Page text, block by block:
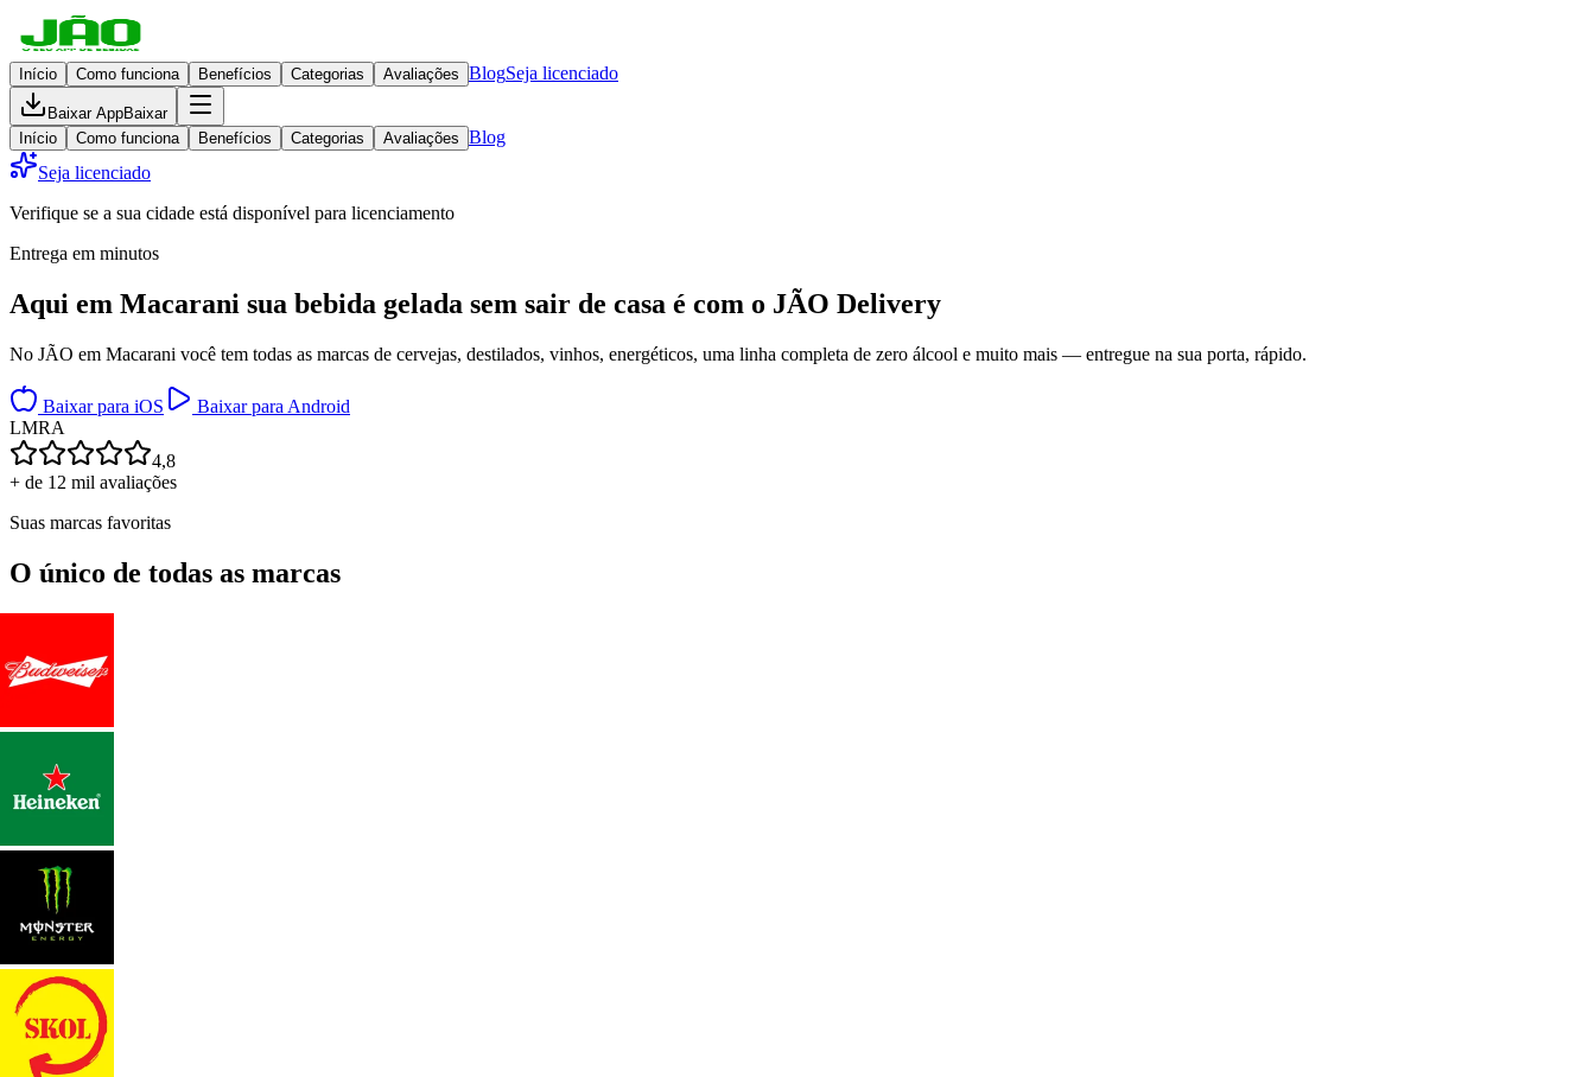
Início Como funciona Benefícios Categorias Avaliações BlogSeja licenciado
Baixar AppBaixar
Início
Como funciona Benefícios Categorias Avaliações Blog
Seja licenciado
Verifique se a sua cidade está disponível para licenciamento
Entrega em minutos
Aqui em Macarani sua bebida gelada sem sair de casa é com o JÃO Delivery
No JÃO em Macarani você tem todas as marcas de cervejas, destilados, vinhos, energéticos, uma linha completa de zero álcool e muito mais — entregue na sua porta, rápido.
Baixar para iOS
Baixar para Android
LMRA
4,8
+ de 12 mil avaliações
Suas marcas favoritas
O único de todas as marcas